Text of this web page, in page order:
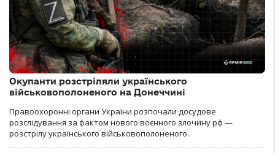
Окупанти розстріляли українського
військовополоненого на Донеччині
Правоохоронні органи України розпочали досудове
розслідування за фактом нового воєнного злочину рф —
розстрілу українського військовополоненого.